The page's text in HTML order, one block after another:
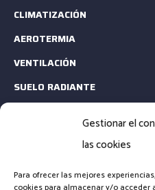
Gestionar el
las cookies
Para ofrecer las mejores
CLIMATIZACIÓN
AEROTERMIA
VENTILACIÓN
SUELO RADIANTE
CONTACTA